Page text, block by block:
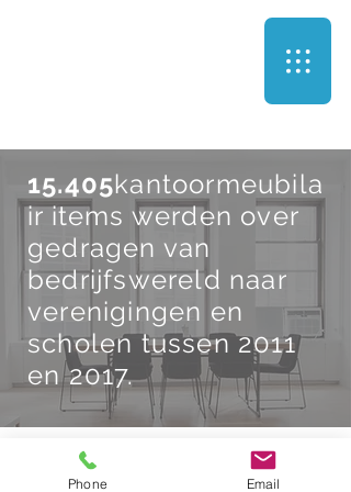
15.405kantoormeubila
ir items werden over
gedragen van
bedrijfswereld naar
verenigingen en
scholen tussen 2011
en 2017.
confidentialité de Hu-
Bu
Phone Email